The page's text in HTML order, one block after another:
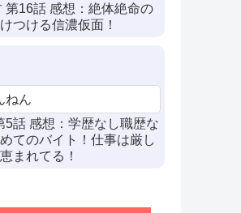
第16話 感想：絶体絶命の
つける信濃仮面！
ねん
5話 感想：学歴なし職歴な
てのバイト！仕事は厳し
まれてる！